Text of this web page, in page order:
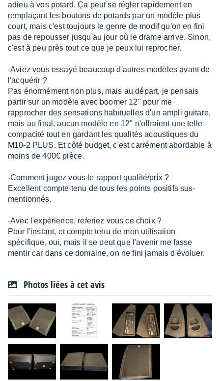
adieu à vos potard. Ça peut se régler rapidement en
remplaçant les boutons de potards par un modèle plus
court, mais c'est toujours le genre de modif qu'on en fini
pas de repousser jusqu'au jour où le drame arrive. Sinon,
c'est à peu près tout ce que je peux lui reprocher.
-Aviez vous essayé beaucoup d'autres modèles avant de
l'acquérir ?
Pas énormément non plus, mais au départ, je pensais
partir sur un modèle avec boomer 12" pour me
rapprocher des sensations habituelles d'un ampli guitare,
mais au final, aucun modèle en 12" n'offraient une telle
compacité tout en gardant les qualités acoustiques du
M10-2 PLUS. Et côté budget, c'est carrément abordable à
moins de 400€ pièce.
-Comment jugez vous le rapport qualité/prix ?
Excellent compte tenu de tous les points positifs sus-
mentionnés.
-Avec l'expérience, referiez vous ce choix ?
Pour l'instant, et compte tenu de mon utilisation
spécifique, oui, mais il se peut que l'avenir me fasse
mentir car dans ce domaine, on ne fini jamais d'évoluer.
Photos liées à cet avis